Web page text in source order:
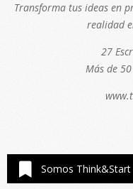
Transforma tus ideas en
realidad
27
Más de
Somos Think&Start